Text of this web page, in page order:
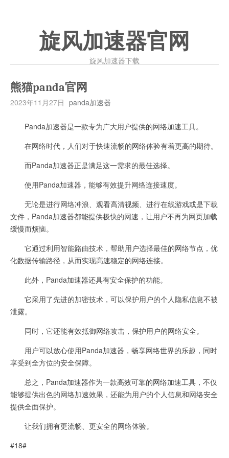
旋风加速器官网
旋风加速器下载
熊猫panda官网
2023年11月27日 panda加速器
Panda加速器是一款专为广大用户提供的网络加速工具。
在网络时代，人们对于快速流畅的网络体验有着更高的期待。
而Panda加速器正是满足这一需求的最佳选择。
使用Panda加速器，能够有效提升网络连接速度。
无论是进行网络冲浪、观看高清视频、进行在线游戏或是下载
文件，Panda加速器都能提供极快的网速，让用户不再为网页加载
缓慢而烦恼。
它通过利用智能路由技术，帮助用户选择最佳的网络节点，优
化数据传输路径，从而实现高速稳定的网络连接。
此外，Panda加速器还具有安全保护的功能。
它采用了先进的加密技术，可以保护用户的个人隐私信息不被
泄露。
同时，它还能有效抵御网络攻击，保护用户的网络安全。
用户可以放心使用Panda加速器，畅享网络世界的乐趣，同时
享受到全方位的安全保障。
总之，Panda加速器作为一款高效可靠的网络加速工具，不仅
能够提供出色的网络加速效果，还能为用户的个人信息和网络安全
提供全面保护。
让我们拥有更流畅、更安全的网络体验。
#18#